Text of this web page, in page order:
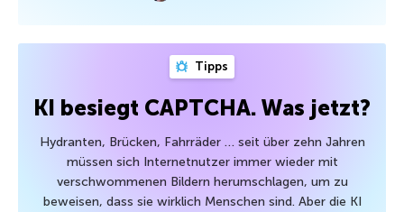
Tipps
KI besiegt CAPTCHA. Was jetzt?
Hydranten, Brücken, Fahrräder … seit über zehn Jahren
müssen sich Internetnutzer immer wieder mit
verschwommenen Bildern herumschlagen, um zu
beweisen, dass sie wirklich Menschen sind. Aber die KI